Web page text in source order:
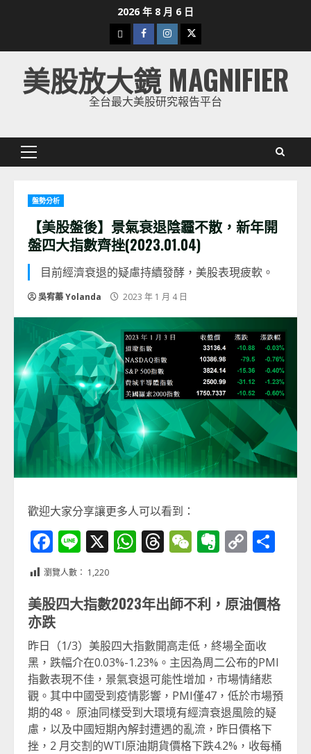
2026 年 8 月 6 日
下
載
美
股
Facebook
Instagram
Twitter
美股放大鏡 MAGNIFIER
全台最大美股研究報告平台
Primary
盤勢分析
【美股盤後】景氣衰退陰霾不散，新年開
盤四大指數齊挫(2023.01.04)
目前經濟衰退的疑慮持續發酵，美股表現疲軟。
吳宥蓁 Yolanda 2023 年 1 月 4 日
歡迎大家分享讓更多人可以看到：
Facebook
Line
X WhatsApp
Threads
WeChat
Evernote
Copy
瀏覽人數： 1,220
美股四大指數2023年出師不利，原油價格
亦跌
昨日（1/3）美股四大指數開高走低，終場全面收
黑，跌幅介在0.03%-1.23%。主因為周二公布的PMI
指數表現不佳，景氣衰退可能性增加，市場情緒悲
觀。其中中國受到疫情影響，PMI僅47，低於市場預
期的48。 原油同樣受到大環境有經濟衰退風險的疑
慮，以及中國短期內解封遭遇的亂流，昨日價格下
挫，2 月交割的WTI原油期貨價格下跌4.2%，收每桶